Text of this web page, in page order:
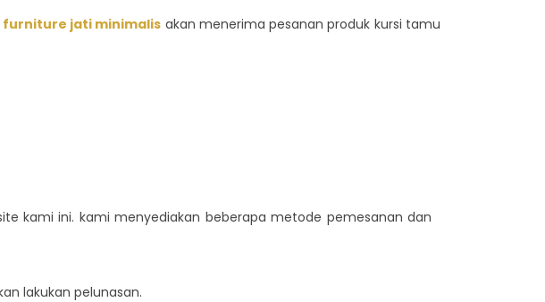
furniture jati minimalis akan menerima pesanan produk kursi tamu
kami ini. kami menyediakan beberapa metode pemesanan dan
lakukan pelunasan.